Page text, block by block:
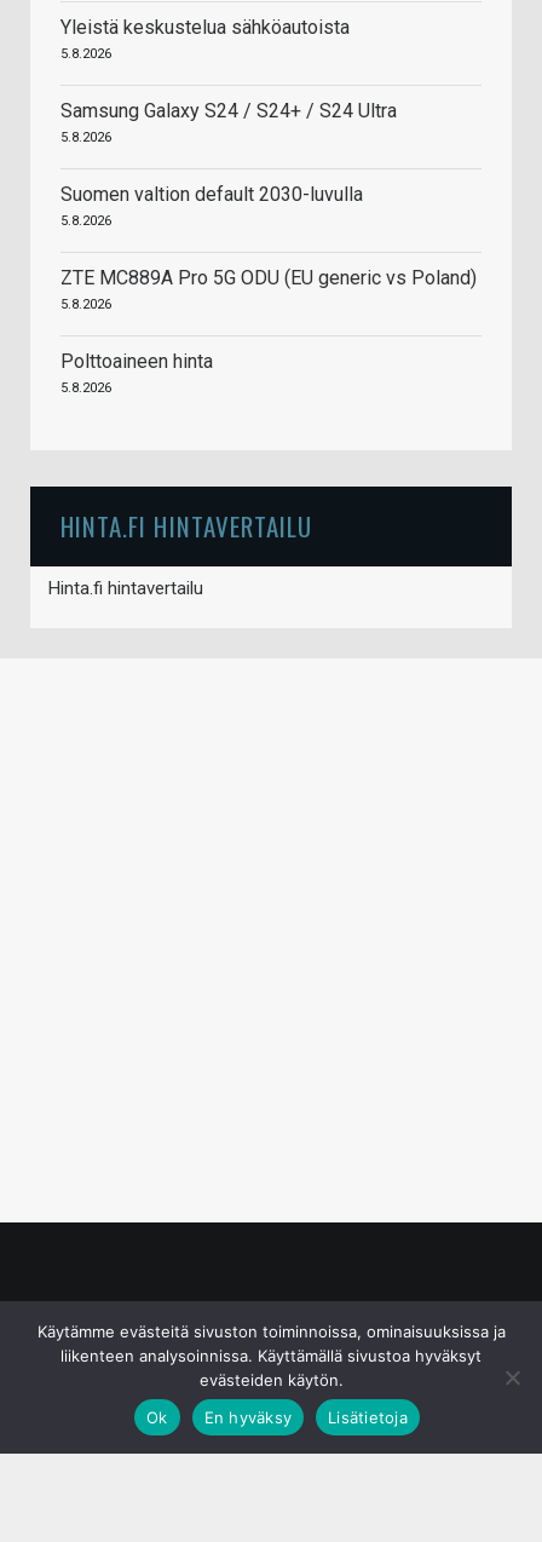
Yleistä keskustelua sähköautoista
5.8.2026
Samsung Galaxy S24 / S24+ / S24 Ultra
5.8.2026
Suomen valtion default 2030-luvulla
5.8.2026
ZTE MC889A Pro 5G ODU (EU generic vs Poland)
5.8.2026
Polttoaineen hinta
5.8.2026
HINTA.FI HINTAVERTAILU
Hinta.fi hintavertailu
Käytämme evästeitä sivuston toiminnoissa, ominaisuuksissa ja
liikenteen analysoinnissa. Käyttämällä sivustoa hyväksyt
evästeiden käytön.
Ok
En hyväksy Lisätietoja